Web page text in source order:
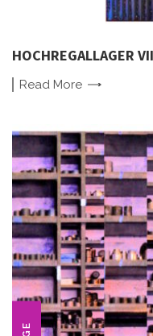
HOCHREGALLAGER
Read More